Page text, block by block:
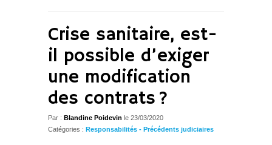
Crise sanitaire, est-
il possible d’exiger
une modification
des contrats ?
Par : Blandine Poidevin le 23/03/2020
Catégories : Responsabilités - Précédents judiciaires